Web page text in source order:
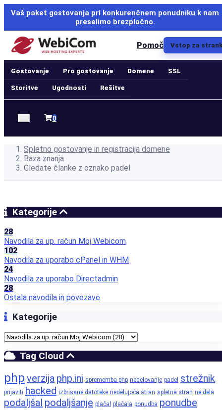
Vaš paket gostovanja pri konkurenčnem ponudniku k nam
preselimo brezplačno.
Pomoč Vstop za
Gostovanje Pro gostovanje Domene SSL
Storitve Ugodnosti Rešitve
0
Nakupovalna
Spletno gostovanje in registracija domene
Baza znanja
Gledate članke z oznako padel
Kategorije
28
Navodila za up. račun Moj Webicom
102
Navodila za uporabo cPanel in WHM
24
Navodila za uporabo Directadmin
28
Ostala navodila in povezave
Kategorije
Tag Cloud
php verzija php.ini sprememba php nedelovanje padel strežnik
prijaviti hacked izbrisane datoteke nedelujoča stran spletna stran ne dela
podaljšal podaljšanje plačal plačala ponudba ponudbe